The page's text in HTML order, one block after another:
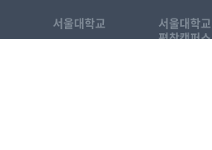
서울대학교
서울대학교
평창캠퍼스